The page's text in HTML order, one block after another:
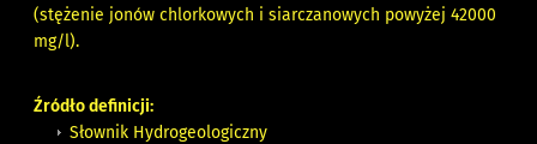
(stężenie jonów chlorkowych i siarczanowych powyżej 42000
mg/l).
Źródło definicji:
Słownik Hydrogeologiczny